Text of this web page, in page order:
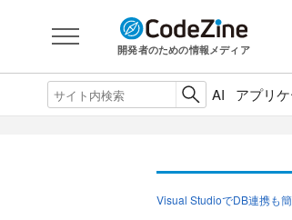
開発者のための情報メディア
AI アプリ
Visual StudioでDB連携も